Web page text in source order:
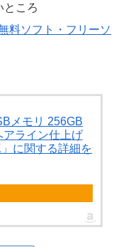
ところ
料ソフト・フリーソ
メモリ 256GB
アライン仕上げ
に関する詳細を